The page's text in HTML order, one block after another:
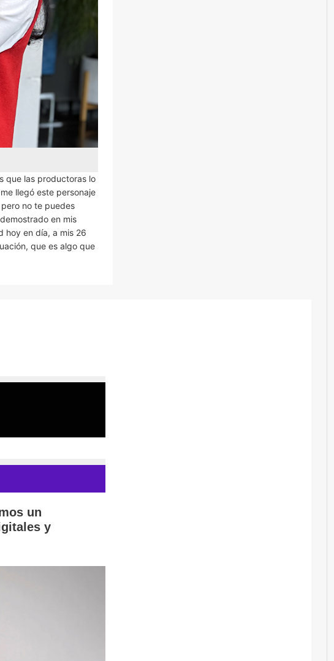
que las productoras lo
llegó este personaje
no te puedes
en mis
hoy en día, a mis 26
que es algo que